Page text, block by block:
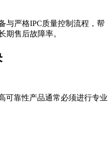
与严格IPC质量控制流程，帮
期售后故障率。
可靠性产品通常必须进行专业